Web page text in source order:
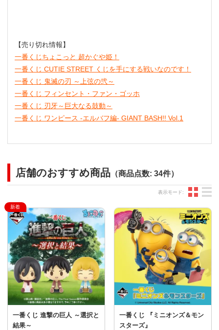
【売り切れ情報】
一番くじちょこっと 超かぐや姫！
一番くじ CUTIE STREET くじを手にする戦いなのです！
一番くじ 鬼滅の刃 ～上弦の弐～
一番くじ フィンセント・ファン・ゴッホ
一番くじ 刃牙～巨大なる鼓動～
一番くじ ワンピース -エルバフ編- GIANT BASH!! Vol.1
店舗のおすすめ商品（商品点数: 34件）
表示モード: グ
一番くじ 進撃の巨人 ～選択と
結果～
一番くじ 『ミニオンズ＆モン
スターズ』